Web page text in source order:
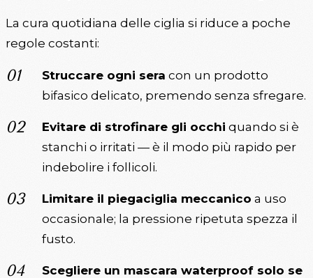
La cura quotidiana delle ciglia si riduce a poche
regole costanti:
Struccare ogni sera con un prodotto
bifasico delicato, premendo senza sfregare.
Evitare di strofinare gli occhi quando si è
stanchi o irritati — è il modo più rapido per
indebolire i follicoli.
Limitare il piegaciglia meccanico a uso
occasionale; la pressione ripetuta spezza il
fusto.
Scegliere un mascara waterproof solo se